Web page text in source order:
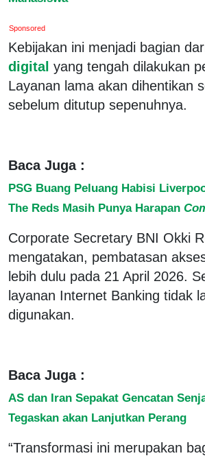
Sponsored
Kebijakan ini menjadi bagian
digital yang tengah dilakukan
Layanan lama akan dihentikan
sebelum ditutup sepenuhnya.
Baca Juga :
PSG Buang Peluang Habisi
The Reds Masih Punya Harapan
Corporate Secretary BNI Okki
mengatakan, pembatasan
lebih dulu pada 21 April 2026.
layanan Internet Banking tidak
digunakan.
Baca Juga :
AS dan Iran Sepakat Gencatan
Tegaskan akan Lanjutkan Perang
“Transformasi ini merupakan